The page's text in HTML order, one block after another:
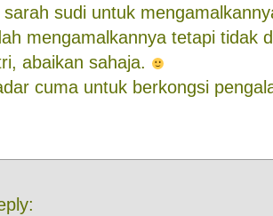
sudi untuk
mengamalkannya tetapi tidak
abaikan sahaja.
cuma untuk berkongsi